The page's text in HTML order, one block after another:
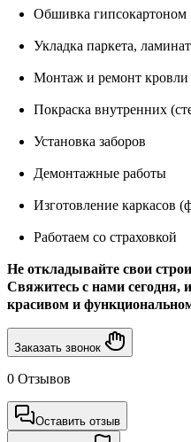
Обшивка гипсокартоном
Укладка паркета,
Монтаж и ремонт кровли
Покраска внутренних
Установка заборов
Демонтажные работы
Изготовление каркасов
Работаем со страховкой
Не откладывайте свои
Свяжитесь с нами сегодня,
красивом и
Заказать звонок
0 Отзывов
Оставить отзыв